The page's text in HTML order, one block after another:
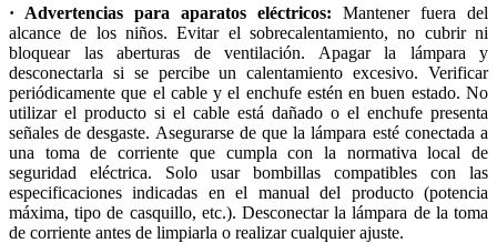
· Advertencias para aparatos eléctricos: Mantener fuera del
alcance de los niños. Evitar el sobrecalentamiento, no cubrir ni
bloquear las aberturas de ventilación. Apagar la lámpara y
desconectarla si se percibe un calentamiento excesivo. Verificar
periódicamente que el cable y el enchufe estén en buen estado. No
utilizar el producto si el cable está dañado o el enchufe presenta
señales de desgaste. Asegurarse de que la lámpara esté conectada a
una toma de corriente que cumpla con la normativa local de
seguridad eléctrica. Solo usar bombillas compatibles con las
especificaciones indicadas en el manual del producto (potencia
máxima, tipo de casquillo, etc.). Desconectar la lámpara de la toma
de corriente antes de limpiarla o realizar cualquier ajuste.